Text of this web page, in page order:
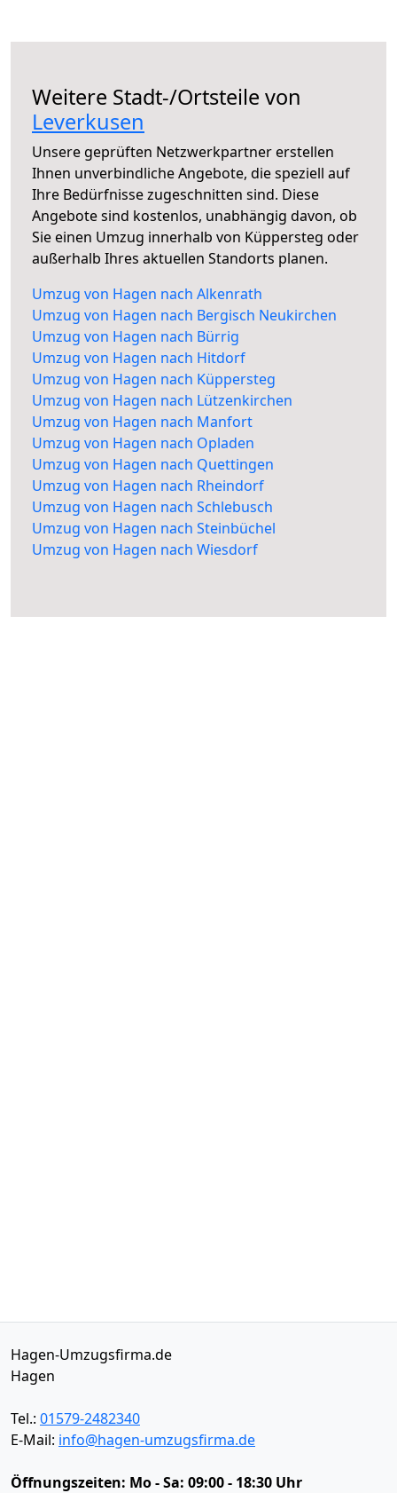
Weitere Stadt-/Ortsteile von
Leverkusen
Unsere geprüften Netzwerkpartner erstellen
Ihnen unverbindliche Angebote, die speziell auf
Ihre Bedürfnisse zugeschnitten sind. Diese
Angebote sind kostenlos, unabhängig davon, ob
Sie einen Umzug innerhalb von Küppersteg oder
außerhalb Ihres aktuellen Standorts planen.
Umzug von Hagen nach Alkenrath
Umzug von Hagen nach Bergisch Neukirchen
Umzug von Hagen nach Bürrig
Umzug von Hagen nach Hitdorf
Umzug von Hagen nach Küppersteg
Umzug von Hagen nach Lützenkirchen
Umzug von Hagen nach Manfort
Umzug von Hagen nach Opladen
Umzug von Hagen nach Quettingen
Umzug von Hagen nach Rheindorf
Umzug von Hagen nach Schlebusch
Umzug von Hagen nach Steinbüchel
Umzug von Hagen nach Wiesdorf
Hagen-Umzugsfirma.de
Hagen
Tel.: 01579-2482340
E-Mail: info@hagen-umzugsfirma.de
Öffnungszeiten: Mo - Sa: 09:00 - 18:30 Uhr